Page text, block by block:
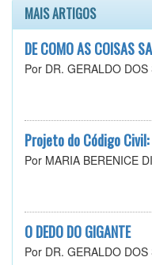
MAIS ARTIGOS
DE COMO AS COISAS
Por DR. GERALDO
Projeto do Código
Por MARIA BERENICE
O DEDO DO GIGANTE
Por DR. GERALDO